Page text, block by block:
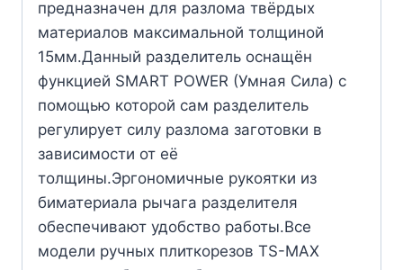
предназначен для разлома твёрдых
материалов максимальной толщиной
15мм.Данный разделитель оснащён
функцией SMART POWER (Умная Сила) с
помощью которой сам разделитель
регулирует силу разлома заготовки в
зависимости от её
толщины.Эргономичные рукоятки из
биматериала рычага разделителя
обеспечивают удобство работы.Все
модели ручных плиткорезов TS-MAX